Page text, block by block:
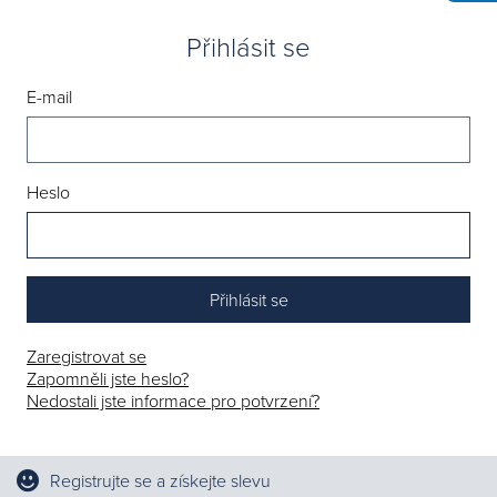
Přihlásit se
E-mail
Heslo
Zaregistrovat se
Zapomněli jste heslo?
Nedostali jste informace pro potvrzení?
Registrujte se a získejte slevu